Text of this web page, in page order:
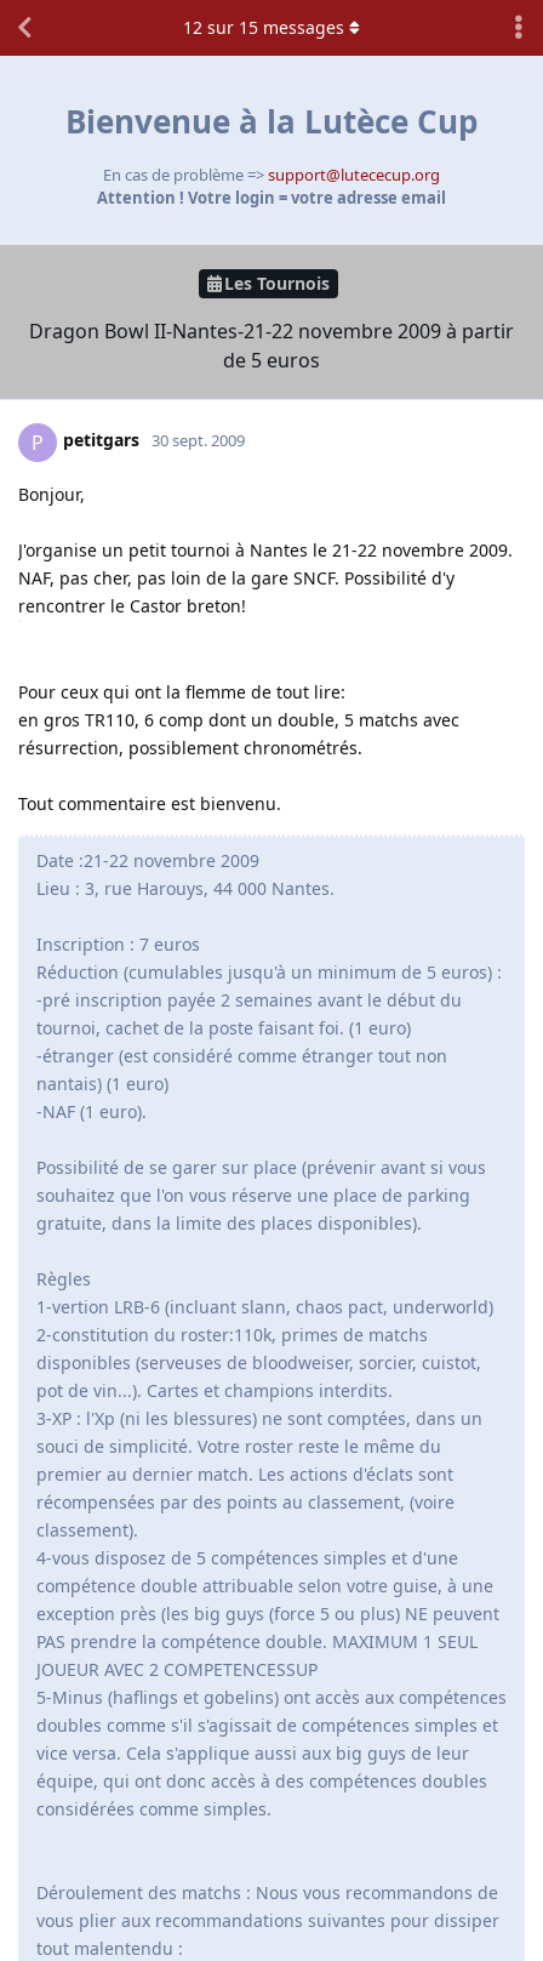
Bienvenue à la Lutèce Cup
En cas de problème =>support@lutececup.org
Attention ! Votre login = votre adresse email
Les Tournois
Dragon Bowl II-Nantes-21-22 novembre 2009 à partir
de 5 euros
12 sur 15 messages
P petitgars 30 sept. 2009
Bonjour,
J'organise un petit tournoi à Nantes le 21-22 novembre 2009.
NAF, pas cher, pas loin de la gare SNCF. Possibilité d'y
rencontrer le Castor breton!
Pour ceux qui ont la flemme de tout lire:
en gros TR110, 6 comp dont un double, 5 matchs avec
résurrection, possiblement chronométrés.
Tout commentaire est bienvenu.
Date :21-22 novembre 2009
Lieu : 3, rue Harouys, 44 000 Nantes.
Inscription : 7 euros
Réduction (cumulables jusqu'à un minimum de 5 euros) :
-pré inscription payée 2 semaines avant le début du
tournoi, cachet de la poste faisant foi. (1 euro)
-étranger (est considéré comme étranger tout non
nantais) (1 euro)
-NAF (1 euro).
Possibilité de se garer sur place (prévenir avant si vous
souhaitez que l'on vous réserve une place de parking
gratuite, dans la limite des places disponibles).
Règles
1-vertion LRB-6 (incluant slann, chaos pact, underworld)
2-constitution du roster:110k, primes de matchs
disponibles (serveuses de bloodweiser, sorcier, cuistot,
pot de vin...). Cartes et champions interdits.
3-XP : l'Xp (ni les blessures) ne sont comptées, dans un
souci de simplicité. Votre roster reste le même du
premier au dernier match. Les actions d'éclats sont
récompensées par des points au classement, (voire
classement).
4-vous disposez de 5 compétences simples et d'une
compétence double attribuable selon votre guise, à une
exception près (les big guys (force 5 ou plus) NE peuvent
PAS prendre la compétence double. MAXIMUM 1 SEUL
JOUEUR AVEC 2 COMPETENCESSUP
5-Minus (haflings et gobelins) ont accès aux compétences
doubles comme s'il s'agissait de compétences simples et
vice versa. Cela s'applique aussi aux big guys de leur
équipe, qui ont donc accès à des compétences doubles
considérées comme simples.
Déroulement des matchs : Nous vous recommandons de
vous plier aux recommandations suivantes pour dissiper
tout malentendu :